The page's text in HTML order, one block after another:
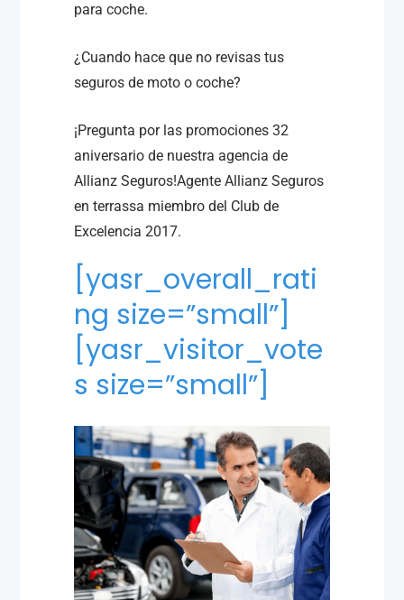
para coche.
¿Cuando hace que no revisas tus
seguros de moto o coche?
¡Pregunta por las promociones 32
aniversario de nuestra agencia de
Allianz Seguros!Agente Allianz Seguros
en terrassa miembro del Club de
Excelencia 2017.
[yasr_overall_rati
ng size=”small”]
[yasr_visitor_vote
s size=”small”]